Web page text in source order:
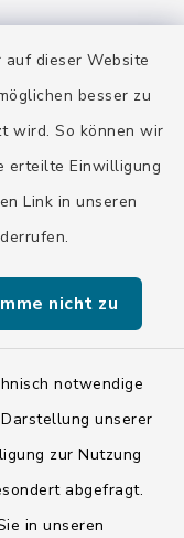
dieser Website
besser zu
wird. So können wir
erteilte Einwilligung
Link in unseren
nicht zu
notwendige
unserer
zur Nutzung
abgefragt.
in unseren